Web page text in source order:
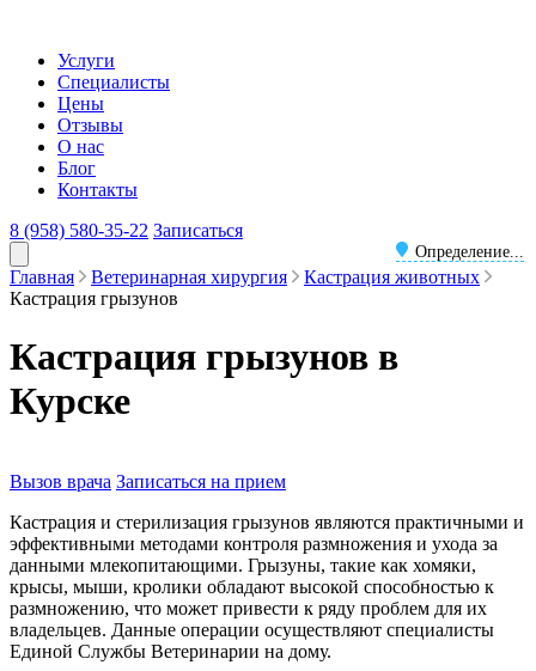
Услуги
Специалисты
Цены
Отзывы
О нас
Блог
Контакты
8 (958) 580-35-22
Определение...
Записаться
Главная Ветеринарная хирургия
Кастрация животных
Кастрация грызунов
Кастрация грызунов в
Курске
Вызов врача Записаться на прием
Кастрация и стерилизация грызунов являются практичными и
эффективными методами контроля размножения и ухода за
данными млекопитающими. Грызуны, такие как хомяки,
крысы, мыши, кролики обладают высокой способностью к
размножению, что может привести к ряду проблем для их
владельцев. Данные операции осуществляют специалисты
Единой Службы Ветеринарии на дому.